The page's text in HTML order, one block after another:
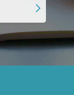
8月
年5月